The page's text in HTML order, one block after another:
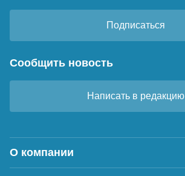
Подписаться
Сообщить новость
Написать в редакцию
О компании